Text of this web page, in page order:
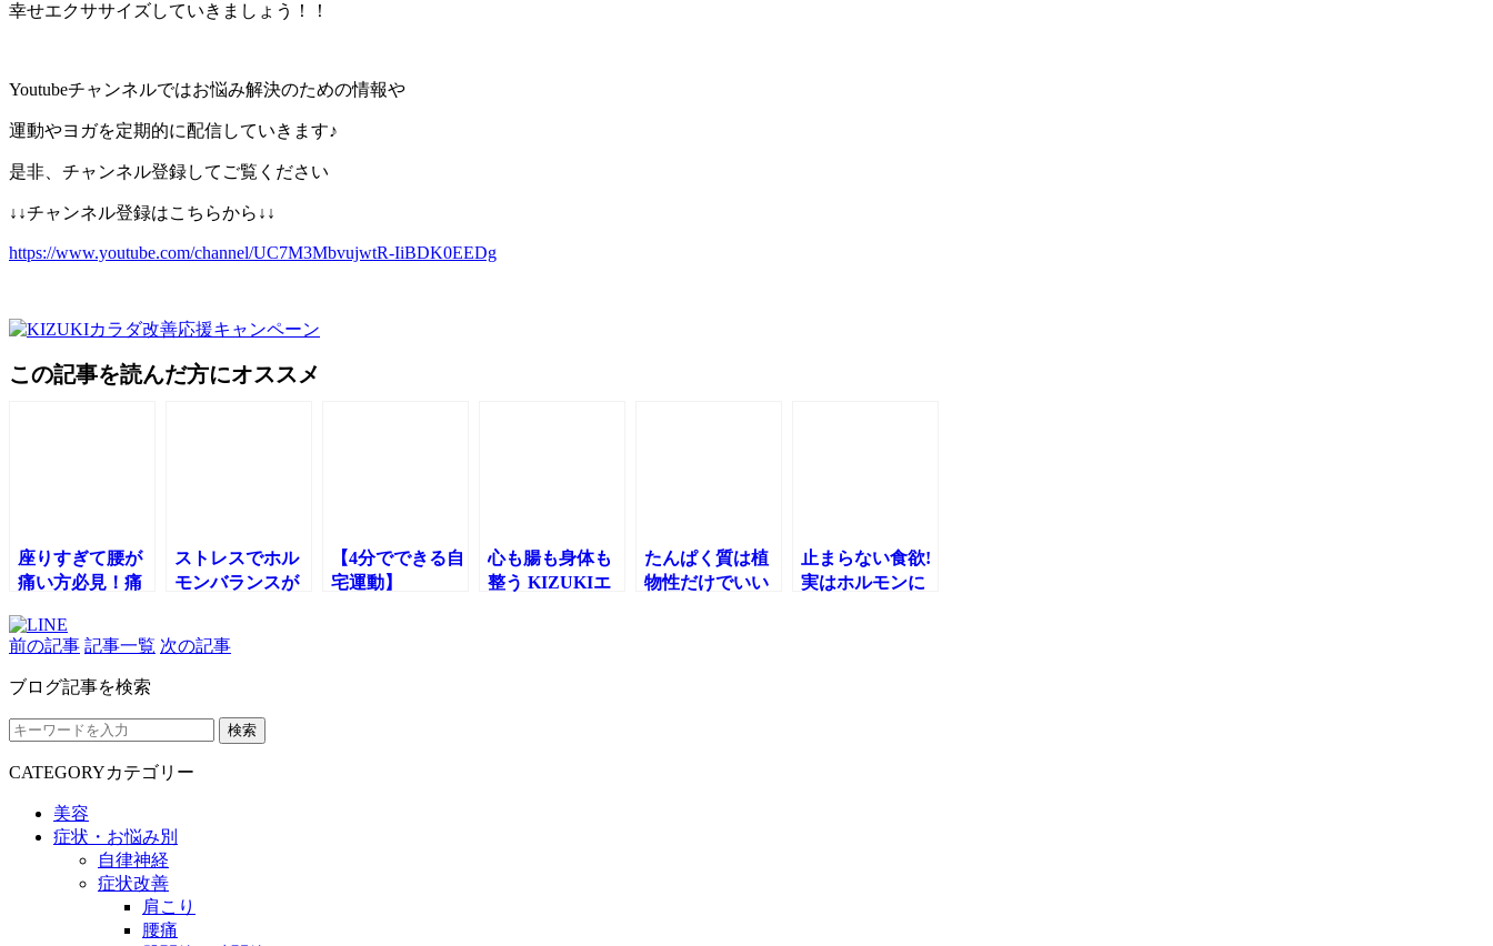
幸せエクササイズしていきましょう！！
Youtubeチャンネルではお悩み解決のための情報や
運動やヨガを定期的に配信していきます♪
是非、チャンネル登録してご覧ください
↓↓チャンネル登録はこちらから↓↓
https://www.youtube.com/channel/UC7M3MbvujwtR-IiBDK0EEDg
この記事を読んだ方にオススメ
座りすぎて腰が
痛い方必見！痛
勢と3つの対処法
ストレスでホル
モンバランスが
します！
【4分でできる自
宅運動】
心も腸も身体も
整う KIZUKIエ
たんぱく質は植
物性だけでいい
止まらない食欲!
実はホルモンに
前の記事 記事一覧 次の記事
ブログ記事を検索
検索
CATEGORYカテゴリー
美容
症状・お悩み別
自律神経
症状改善
肩こり
腰痛